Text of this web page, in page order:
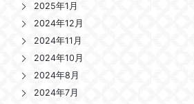
2025年1月
2024年12月
2024年11月
2024年10月
2024年8月
2024年7月